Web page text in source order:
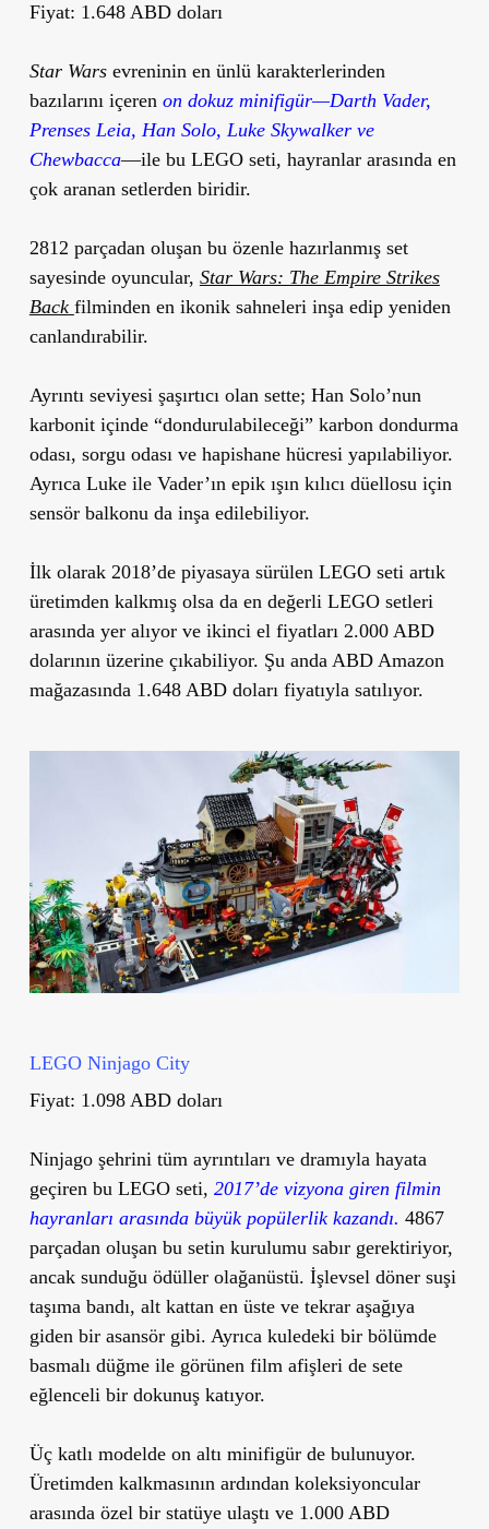
Fiyat: 1.648 ABD doları
Star Warsevreninin en ünlü karakterlerinden
bazılarını içeren on dokuz minifigür—Darth Vader,
Prenses Leia, Han Solo, Luke Skywalker ve
Chewbacca—ile bu LEGO seti, hayranlar arasında en
çok aranan setlerden biridir.
2812 parçadan oluşan bu özenle hazırlanmış set
sayesinde oyuncular, Star Wars: The Empire Strikes
Back filminden en ikonik sahneleri inşa edip yeniden
canlandırabilir.
Ayrıntı seviyesi şaşırtıcı olan sette; Han Solo’nun
karbonit içinde “dondurulabileceği” karbon dondurma
odası, sorgu odası ve hapishane hücresi yapılabiliyor.
Ayrıca Luke ile Vader’ın epik ışın kılıcı düellosu için
sensör balkonu da inşa edilebiliyor.
İlk olarak 2018’de piyasaya sürülen LEGO seti artık
üretimden kalkmış olsa da en değerli LEGO setleri
arasında yer alıyor ve ikinci el fiyatları 2.000 ABD
dolarının üzerine çıkabiliyor. Şu anda ABD Amazon
mağazasında 1.648 ABD doları fiyatıyla satılıyor.
LEGO Ninjago City
Fiyat: 1.098 ABD doları
Ninjago şehrini tüm ayrıntıları ve dramıyla hayata
geçiren bu LEGO seti, 2017’de vizyona giren filmin
hayranları arasında büyük popülerlik kazandı. 4867
parçadan oluşan bu setin kurulumu sabır gerektiriyor,
ancak sunduğu ödüller olağanüstü. İşlevsel döner suşi
taşıma bandı, alt kattan en üste ve tekrar aşağıya
giden bir asansör gibi. Ayrıca kuledeki bir bölümde
basmalı düğme ile görünen film afişleri de sete
eğlenceli bir dokunuş katıyor.
Üç katlı modelde on altı minifigür de bulunuyor.
Üretimden kalkmasının ardından koleksiyoncular
arasında özel bir statüye ulaştı ve 1.000 ABD